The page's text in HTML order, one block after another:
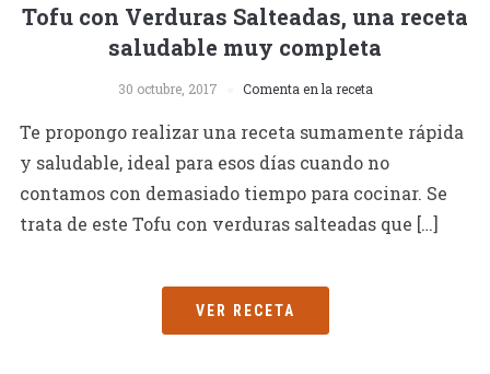
Tofu con Verduras Salteadas, una receta
saludable muy completa
30 octubre, 2017 Comenta en la receta
Te propongo realizar una receta sumamente rápida
y saludable, ideal para esos días cuando no
contamos con demasiado tiempo para cocinar. Se
trata de este Tofu con verduras salteadas que […]
VER RECETA